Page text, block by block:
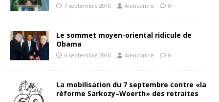
7 septembre 2010 Alencontre 0
Le sommet moyen-oriental ridicule de
Obama
6 septembre 2010 Alencontre 0
La mobilisation du 7 septembre contre «la
réforme Sarkozy–Woerth» des retraites